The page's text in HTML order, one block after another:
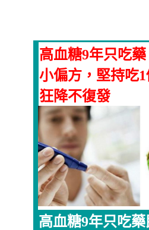
高血糖9年只吃
小偏方，堅持吃
狂降不復發
高血糖9年只吃